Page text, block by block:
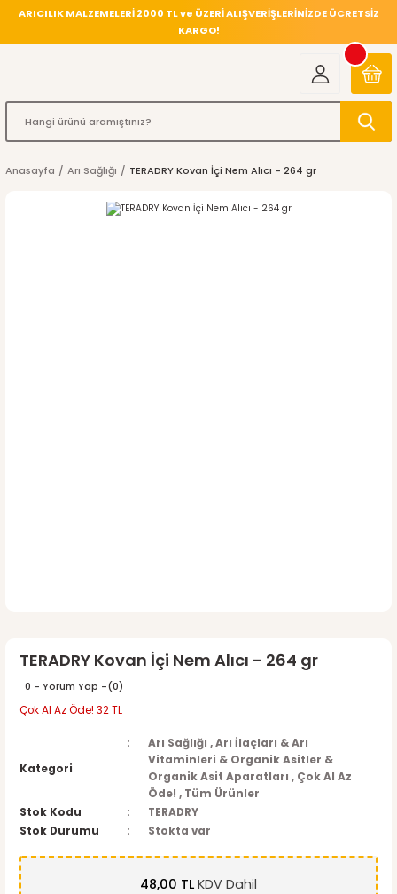
ARICILIK MALZEMELERİ 2000 TL ve ÜZERİ ALIŞVERİŞLERİNİZDE ÜCRETSİZ
KARGO!
Anasayfa Arı Sağlığı TERADRY Kovan İçi Nem Alıcı - 264 gr
TERADRY Kovan İçi Nem Alıcı - 264 gr
0 - Yorum Yap -(0)
Çok Al Az Öde! 32 TL
Kategori
Arı Sağlığı ,Arı İlaçları & Arı
Vitaminleri & Organik Asitler &
Organik Asit Aparatları , Çok Al Az
Öde! , Tüm Ürünler
Stok Kodu
TERADRY
Stok Durumu
Stokta var
48,00 TL KDV Dahil